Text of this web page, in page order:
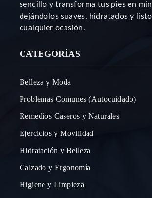
sencillo y transforma tus pies en
dejándolos suaves, hidratados y
cualquier ocasión.
CATEGORÍAS
Belleza y Moda
Problemas Comunes (Autocuidado)
Remedios Caseros y Naturales
Ejercicios y Movilidad
Hidratación y Belleza
Calzado y Ergonomía
Higiene y Limpieza